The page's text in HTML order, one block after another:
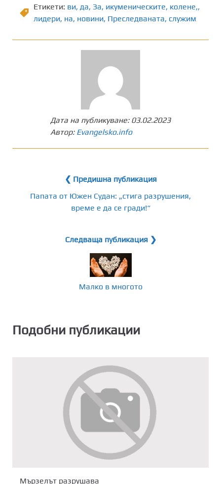
Етикети: ви, да, Зa, икуменическите, колене,,
лидери, на, новини, Преследваната, служим
Дата на публикуване: 03.02.2023
Автор: Evangelsko.info
❮ Предишна публикация
Папата от Южен Судан: „стига разрушения,
време е да се гради!“
Следваща публикация ❯
Малко в многото
Подобни публикации
Мързелът разрушава